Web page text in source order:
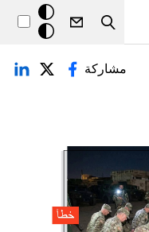
Search
خلفيّة
داكنة
مشاركة